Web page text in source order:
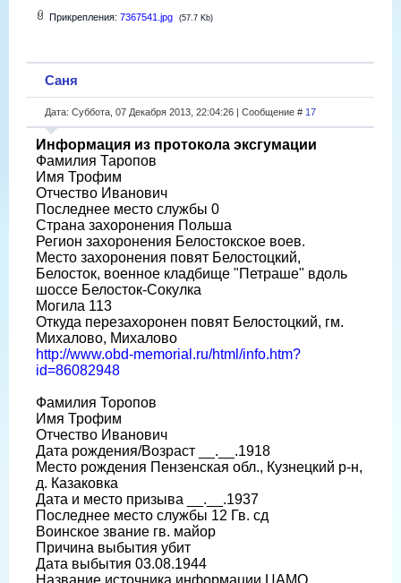
Прикрепления: 7367541.jpg (57.7 Kb)
Саня
Дата: Суббота, 07 Декабря 2013, 22:04:26 | Сообщение # 17
Информация из протокола эксгумации
Фамилия Таропов
Имя Трофим
Отчество Иванович
Последнее место службы 0
Страна захоронения Польша
Регион захоронения Белостокское воев.
Место захоронения повят Белостоцкий,
Белосток, военное кладбище "Петраше" вдоль
шоссе Белосток-Сокулка
Могила 113
Откуда перезахоронен повят Белостоцкий, гм.
Михалово, Михалово
http://www.obd-memorial.ru/html/info.htm?
id=86082948
Фамилия Торопов
Имя Трофим
Отчество Иванович
Дата рождения/Возраст __.__.1918
Место рождения Пензенская обл., Кузнецкий р-н,
д. Казаковка
Дата и место призыва __.__.1937
Последнее место службы 12 Гв. сд
Воинское звание гв. майор
Причина выбытия убит
Дата выбытия 03.08.1944
Название источника информации ЦАМО